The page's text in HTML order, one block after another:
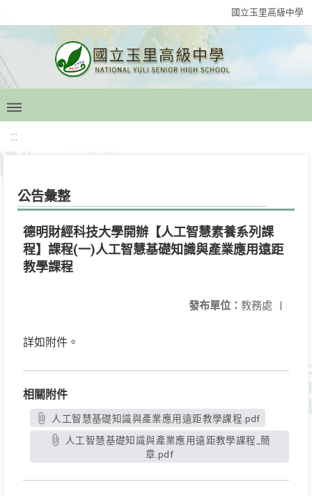
國立玉里高級中學
:::
公告彙整
德明財經科技大學開辦【人工智慧素養系列課
程】課程(一)人工智慧基礎知識與產業應用遠距
教學課程
發布單位： 教務處 |
詳如附件。
相關附件
人工智慧基礎知識與產業應用遠距教學課程.pdf
章.pdf